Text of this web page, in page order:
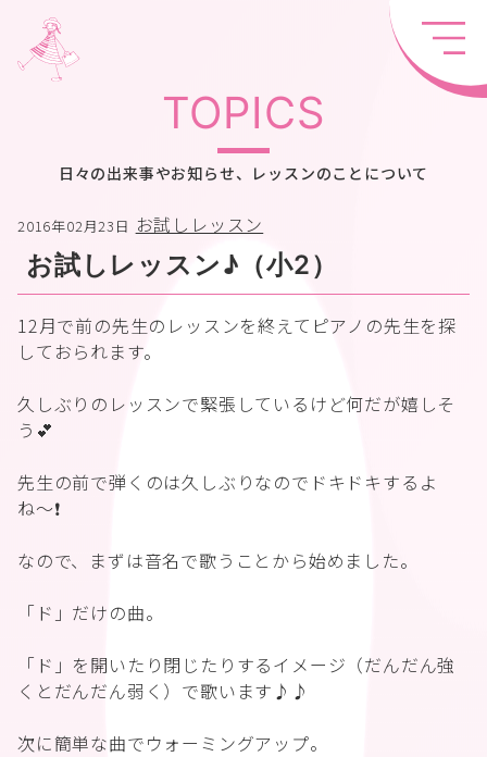
TOPICS
日々の出来事やお知らせ、レッスンのことについて
2016年02月23日 お試しレッスン
お試しレッスン♪（小2）
12月で前の先生のレッスンを終えてピアノの先生を探
しておられます。
久しぶりのレッスンで緊張しているけど何だが嬉しそ
う💕
先生の前で弾くのは久しぶりなのでドキドキするよ
ね〜❗️
なので、まずは音名で歌うことから始めました。
「ド」だけの曲。
「ド」を開いたり閉じたりするイメージ（だんだん強
くとだんだん弱く）で歌います♪♪
次に簡単な曲でウォーミングアップ。